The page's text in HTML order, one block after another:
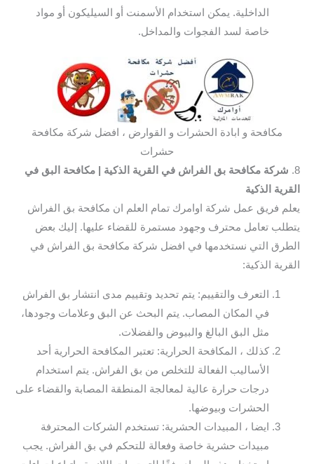
الداخلية. يمكن استخدام الأسمنت أو السيليكون أو مواد
خاصة لسد الفجوات والمداخل.
مكافحة و ابادة الحشرات و القوارض ، افضل شركة مكافحة
حشرات
8. شركة مكافحة بق الفراش في القرية الذكية
| مكافحة البق في
القرية الذكية
يعلم فريق عمل شركة اوامرك تمام العلم ان مكافحة بق الفراش
يتطلب تعامل محترف وجهود مستمرة للقضاء عليها. إليك بعض
الطرق التي نستخدمها في افضل شركة مكافحة بق الفراش في
القرية الذكية:
التعرف والتقييم: يتم تحديد وتقييم مدى انتشار بق الفراش
في المكان المصاب. يتم البحث عن البق وعلامات وجودها،
مثل البق البالغ والبيوض والفضلات.
كذلك ، المكافحة الحرارية: تعتبر المكافحة الحرارية أحد
الأساليب الفعالة للتخلص من بق الفراش. يتم استخدام
درجات حرارة عالية لمعالجة المنطقة المصابة والقضاء على
الحشرات وبيوضها.
ايضا ، المبيدات الحشرية: تستخدم الشركات المحترفة
مبيدات حشرية خاصة وفعالة للتحكم في بق الفراش. يجب